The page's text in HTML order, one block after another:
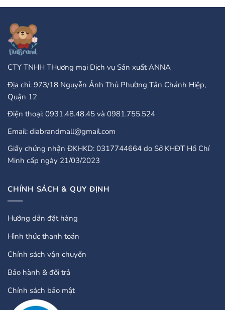
đến
CTY TNHH THương mại Dịch vụ Sản xuất ANNA
Địa chỉ: 973/18 Nguyễn Ảnh Thủ Phường Tân Chánh Hiệp,
Quận 12
Điện thoại: 0931.48.48.45 và 0981.755.524
Email: diabrandmall@gmail.com
Giấy chứng nhận ĐKHKD: 0317744664 do Sở KHĐT Hồ Chí
Minh cấp ngày 21/03/2023
CHÍNH SÁCH & QUY ĐỊNH
Hướng dẫn đặt hàng
Hình thức thanh toán
Chính sách vận chuyển
Bảo hành & đổi trả
Chính sách bảo mật